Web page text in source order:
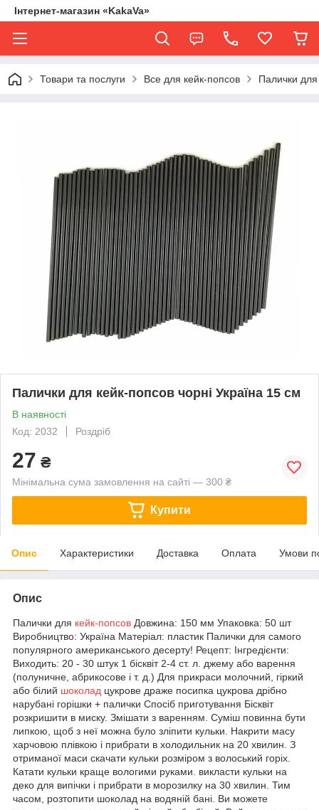
Інтернет-магазин «KakaVa»
Товари та послуги Все для кейк-попсов Палички для
Палички для кейк-попсов чорні Україна 15 см
В наявності
Код: 2032
Роздріб
27 ₴
Мінімальна сума замовлення на сайті — 300 ₴
Купити
Опис Характеристики Доставка Оплата Умови
Опис
Палички для кейк-попсов Довжина: 150 мм Упаковка: 50 шт
Виробництво: Україна Матеріал: пластик Палички для самого
популярного американського десерту! Рецепт: Інгредієнти:
Виходить: 20 - 30 штук 1 бісквіт 2-4 ст. л. джему або варення
(полуничне, абрикосове і т. д.) Для прикраси молочний, гіркий
або білий шоколад цукрове драже посипка цукрова дрібно
нарубані горішки + палички Спосіб приготування Бісквіт
розкришити в миску. Змішати з варенням. Суміш повинна бути
липкою, щоб з неї можна було зліпити кульки. Накрити масу
харчовою плівкою і прибрати в холодильник на 20 хвилин. З
отриманої маси скачати кульки розміром з волоський горіх.
Катати кульки краще вологими руками. викласти кульки на
деко для випічки і прибрати в морозилку на 30 хвилин. Тим
часом, розтопити шоколад на водяній бані. Ви можете